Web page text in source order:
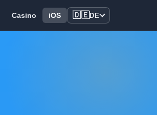
Casino iOS 🇩🇪DE